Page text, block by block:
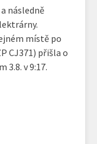
následně
místě po
CJ371) přišla o
v 9:17.